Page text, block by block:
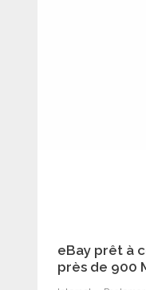
eBay prêt à
près de 900